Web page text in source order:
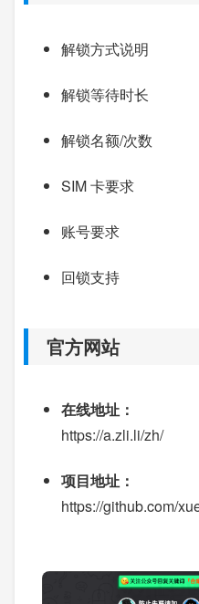
解锁方式说明
解锁等待时长
解锁名额/次数
SIM 卡要求
账号要求
回锁支持
官方网站
在线地址：
https://a.zli.li/zh/
项目地址：
https://github.com/